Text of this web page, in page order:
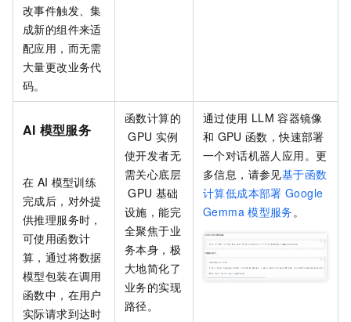
改事件触发、集
成新的组件来适
配应用，而无需
大量更改业务代
码。
AI 模型服务
在 AI 模型训练
完成后，对外提
供推理服务时，
可使用函数计
算，通过将数据
模型包装在调用
函数中，在用户
实际请求到达时
函数计算的
GPU 实例
使开发者无
需关心底层
GPU 基础
设施，能完
全聚焦于业
务本身，极
大地简化了
业务的实现
路径。
通过使用 LLM 容器镜像
和 GPU 函数，快速部署
一个对话机器人应用。更
多信息，请参见基于函数
计算低成本部署 Google
Gemma 模型服务。